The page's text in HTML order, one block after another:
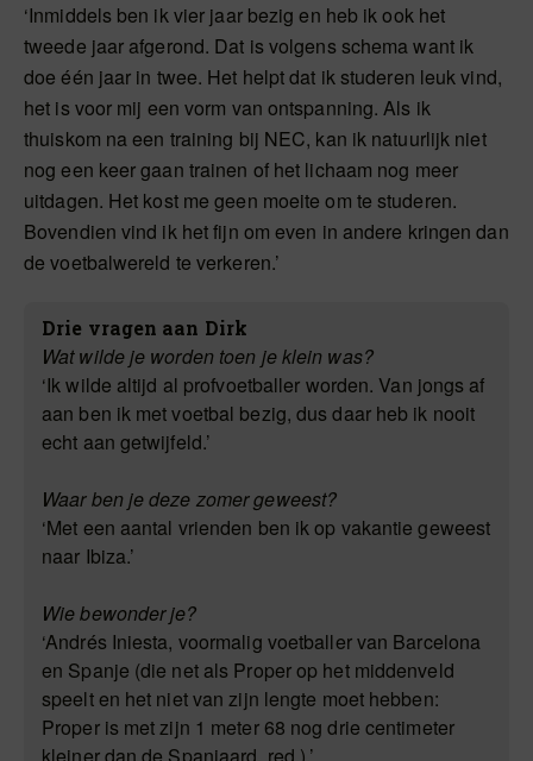
‘Inmiddels ben ik vier jaar bezig en heb ik ook het
tweede jaar afgerond. Dat is volgens schema want ik
doe één jaar in twee. Het helpt dat ik studeren leuk vind,
het is voor mij een vorm van ontspanning. Als ik
thuiskom na een training bij NEC, kan ik natuurlijk niet
nog een keer gaan trainen of het lichaam nog meer
uitdagen. Het kost me geen moeite om te studeren.
Bovendien vind ik het fijn om even in andere kringen dan
de voetbalwereld te verkeren.’
Drie vragen aan Dirk
Wat wilde je worden toen je klein was?
‘Ik wilde altijd al profvoetballer worden. Van jongs af
aan ben ik met voetbal bezig, dus daar heb ik nooit
echt aan getwijfeld.’
Waar ben je deze zomer geweest?
‘Met een aantal vrienden ben ik op vakantie geweest
naar Ibiza.’
Wie bewonder je?
‘Andrés Iniesta, voormalig voetballer van Barcelona
en Spanje (die net als Proper op het middenveld
speelt en het niet van zijn lengte moet hebben:
Proper is met zijn 1 meter 68 nog drie centimeter